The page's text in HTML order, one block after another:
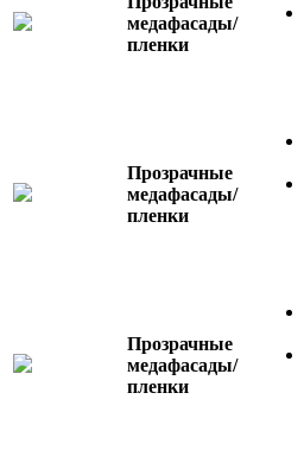
медафасады/
пленки
Прозрачные
медафасады/
пленки
Прозрачные
медафасады/
пленки